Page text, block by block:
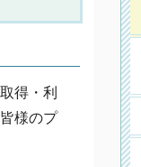
得・利
様のプ